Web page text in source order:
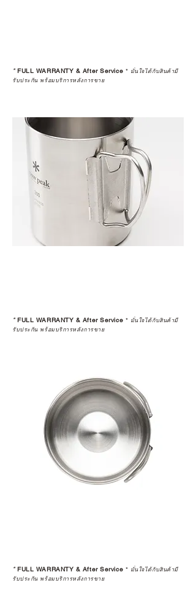
*FULL WARRANTY & After Service * มั่นใจได้กับสินค้ามี
รับประกัน พร้อมบริการหลังการขาย
*FULL WARRANTY & After Service * มั่นใจได้กับสินค้ามี
รับประกัน พร้อมบริการหลังการขาย
*FULL WARRANTY & After Service * มั่นใจได้กับสินค้ามี
รับประกัน พร้อมบริการหลังการขาย